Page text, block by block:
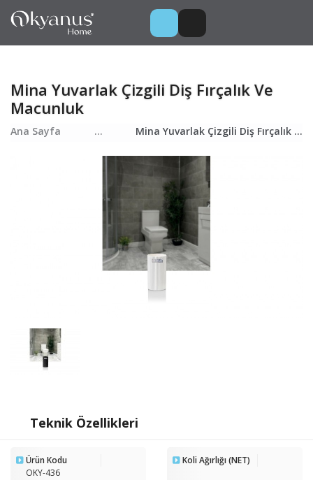
Mina Yuvarlak Çizgili Diş Fırçalık Ve
Macunluk
Ana Sayfa ... Mina Yuvarlak Çizgili Diş Fırçalık Ve Macunluk
Teknik Özellikleri
Ürün Kodu
OKY-436
Koli Ağırlığı (NET)